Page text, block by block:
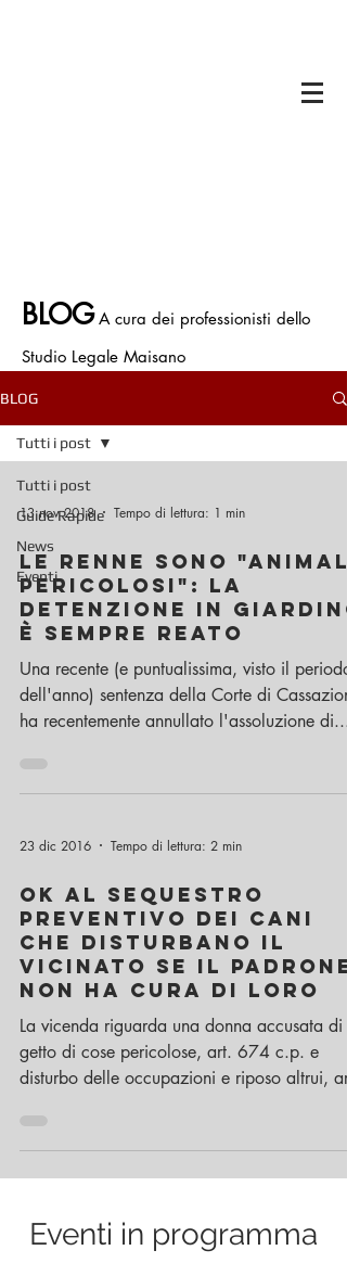
BLOG A cura dei professionisti dello
Studio Legale Maisano
BLOG
Tutti i post
Guide Rapide
News
Eventi
Tutti i post
13 nov 2018 Tempo di lettura: 1 min
Le renne sono "animali
pericolosi": la
detenzione in
è sempre reato
Una recente (e puntualissima, visto il periodo
dell'anno) sentenza della Corte di
ha recentemente annullato l'assoluzione di...
23 dic 2016 Tempo di lettura: 2 min
OK al sequestro
preventivo dei cani
che disturbano il
vicinato se il padrone
non ha cura di loro
La vicenda riguarda una donna accusata di
getto di cose pericolose, art. 674 c.p. e
disturbo delle occupazioni e riposo altrui, art.
Eventi in programma